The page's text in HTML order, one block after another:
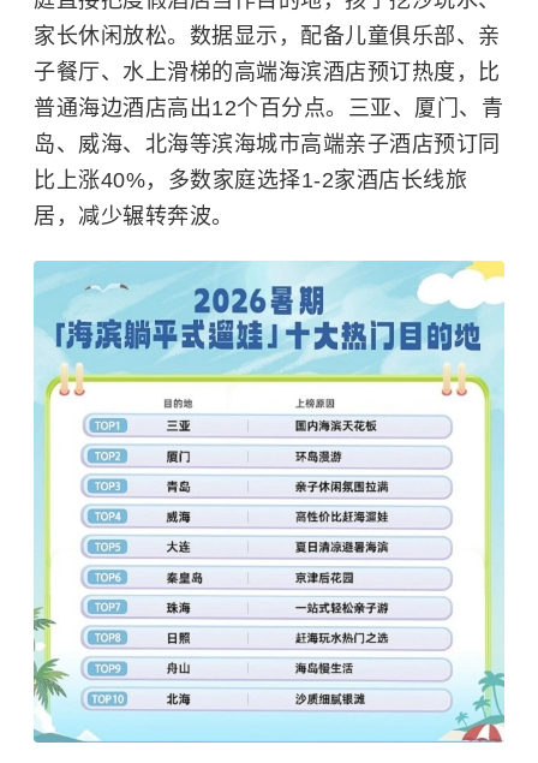
家长休闲放松。数据显示，配备儿童俱乐部、亲
子餐厅、水上滑梯的高端海滨酒店预订热度，比
普通海边酒店高出12个百分点。三亚、厦门、青
岛、威海、北海等滨海城市高端亲子酒店预订同
比上涨40%，多数家庭选择1-2家酒店长线旅
居，减少辗转奔波。